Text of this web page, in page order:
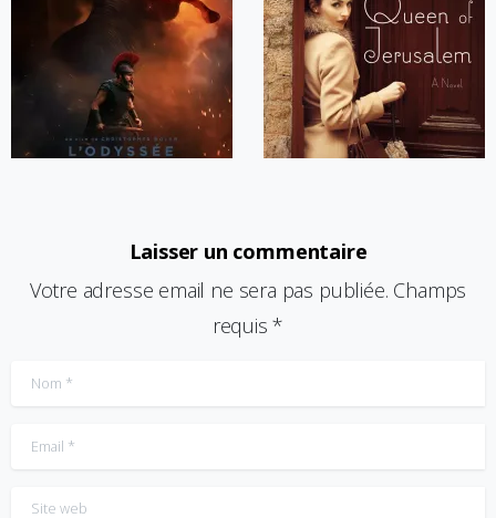
Laisser un commentaire
Votre adresse email ne sera pas publiée. Champs
requis *
Nom*
Email*
Site web